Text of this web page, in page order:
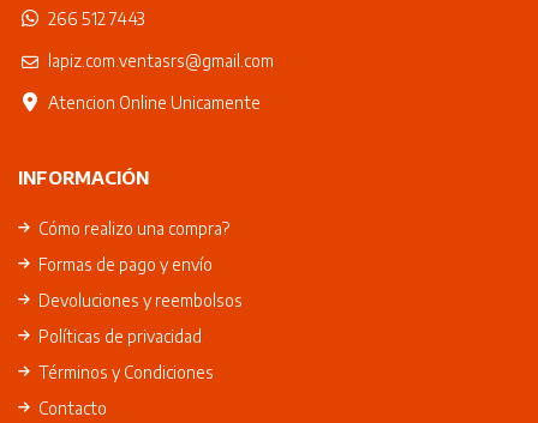
266 512 7443
lapiz.com.ventasrs@gmail.com
Atencion Online Unicamente
INFORMACIÓN
Cómo realizo una compra?
Formas de pago y envío
Devoluciones y reembolsos
Políticas de privacidad
Términos y Condiciones
Contacto